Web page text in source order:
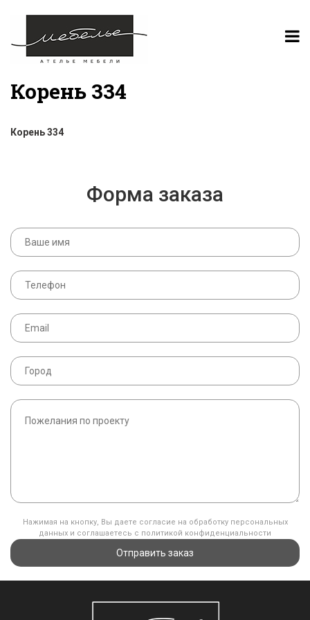
Корень 334
Корень 334
Форма заказа
Нажимая на кнопку, Вы даете согласие на обработку персональных
данных и соглашаетесь с политикой конфиденциальности
Отправить заказ